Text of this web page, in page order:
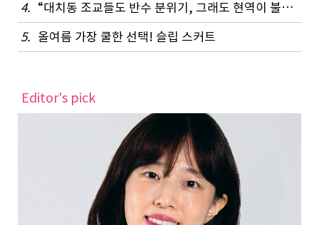
4.
“대치동 조교들도 반수 분위기, 그래도 현역이 불리하지 않은 이유”
5. 올여름 가장 쿨한 선택! 슬립 스커트
Editor's pick